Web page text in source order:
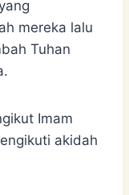
mereka lalu
Tuhan
Imam
akidah